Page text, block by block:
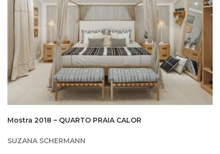
Mostra 2018 – QUARTO PRAIA CALOR
SUZANA SCHERMANN